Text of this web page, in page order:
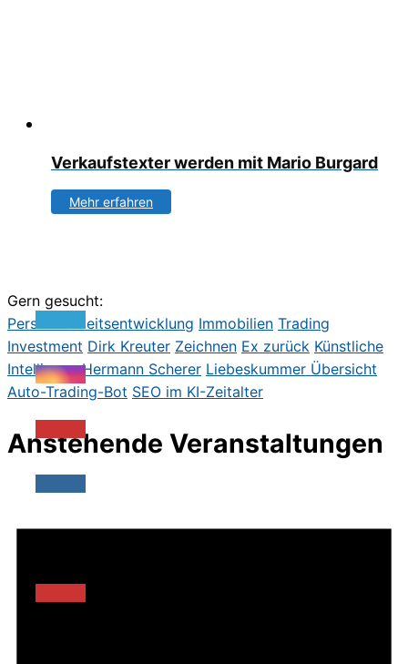
Verkaufstexter werden mit Mario Burgard
Mehr erfahren
Gern gesucht:
Persönlichkeitsentwicklung Immobilien Trading
Investment Dirk Kreuter Zeichnen Ex zurück Künstliche
Intelligenz Hermann Scherer Liebeskummer Übersicht
Auto-Trading-Bot SEO im KI-Zeitalter
Anstehende Veranstaltungen